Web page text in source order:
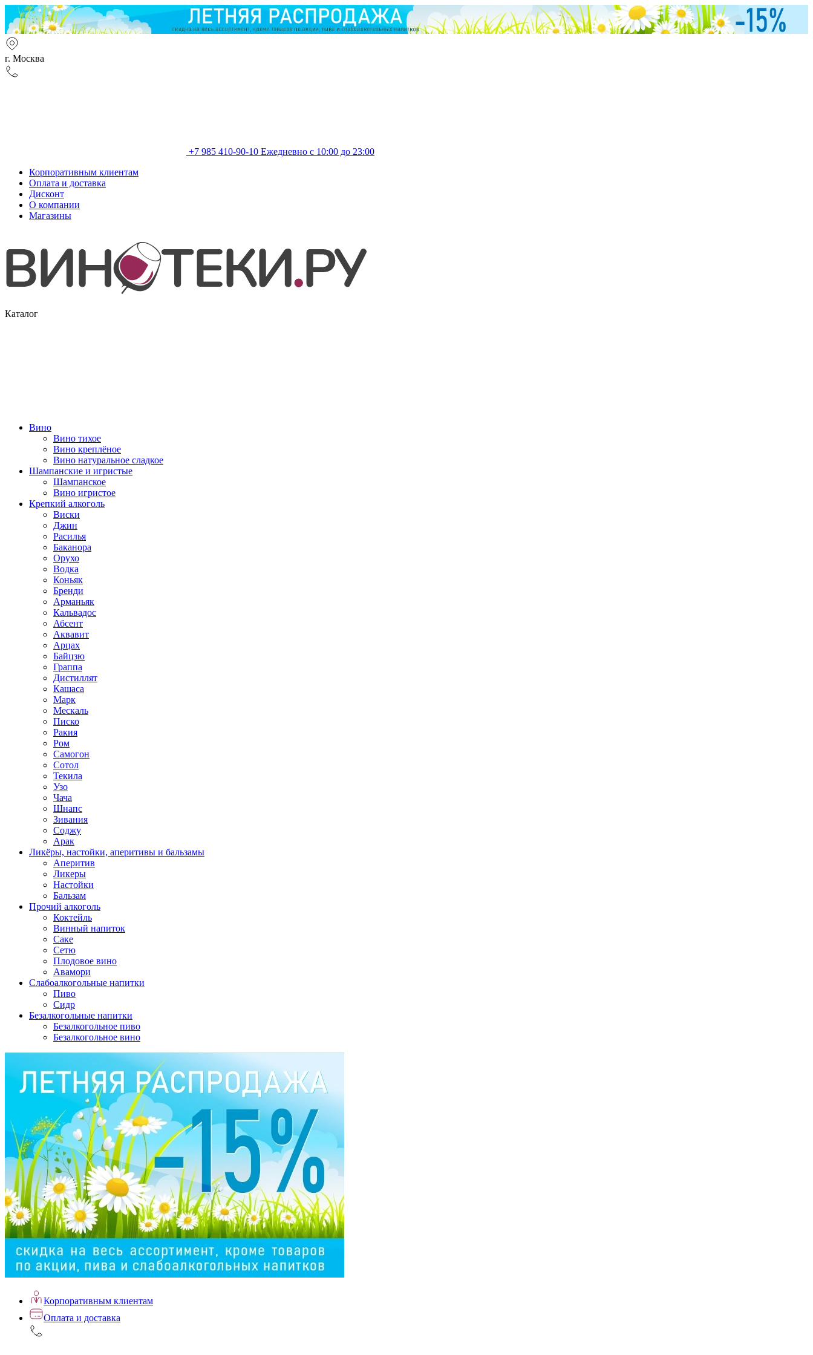
г. Москва
+7 985 410-90-10 Ежедневно с 10:00 до 23:00
Корпоративным клиентам
Оплата и доставка
Дисконт
О компании
Магазины
Каталог
Вино
Вино тихое
Вино креплёное
Вино натуральное сладкое
Шампанские и игристые
Шампанское
Вино игристое
Крепкий алкоголь
Виски
Джин
Расилья
Баканора
Орухо
Водка
Коньяк
Бренди
Арманьяк
Кальвадос
Абсент
Аквавит
Арцах
Байцзю
Граппа
Дистиллят
Кашаса
Марк
Мескаль
Писко
Ракия
Ром
Самогон
Сотол
Текила
Узо
Чача
Шнапс
Зивания
Соджу
Арак
Ликёры, настойки, аперитивы и бальзамы
Аперитив
Ликеры
Настойки
Бальзам
Прочий алкоголь
Коктейль
Винный напиток
Саке
Сетю
Плодовое вино
Авамори
Слабоалкогольные напитки
Пиво
Сидр
Безалкогольные напитки
Безалкогольное пиво
Безалкогольное вино
Корпоративным клиентам
Оплата и доставка